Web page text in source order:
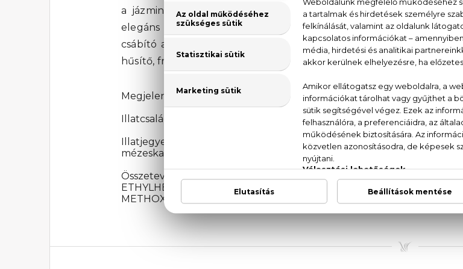
a jázmin, a rózsaszín gyöngyvirág és a bazsarózsa virágos
elegáns illatával. A parfüm alapját a barack, a mézeskalács
csábító alapillatot hoznak létre. A Moschino Pink Bouquet Eau
hűsítő, friss érzést biztosít.
Megjelenési év: 2012
Illatcsalád: Virágos-gyümölcsös
Illatjegyek: bergamott, ananász sorbet, málna, jázmin, rózsaszín
mézeskalács, Cosmone®
Összetevők: ALCOHOL DENAT. (SD ALCOHOL 39-C), PARFUM
ETHYLHEXYL METHOXYCINNAMATE, HEXYL CINNAMAL,
METHOXYDIBENZOYLMETHANE, ETHYLHEXYL SALICYLATE,